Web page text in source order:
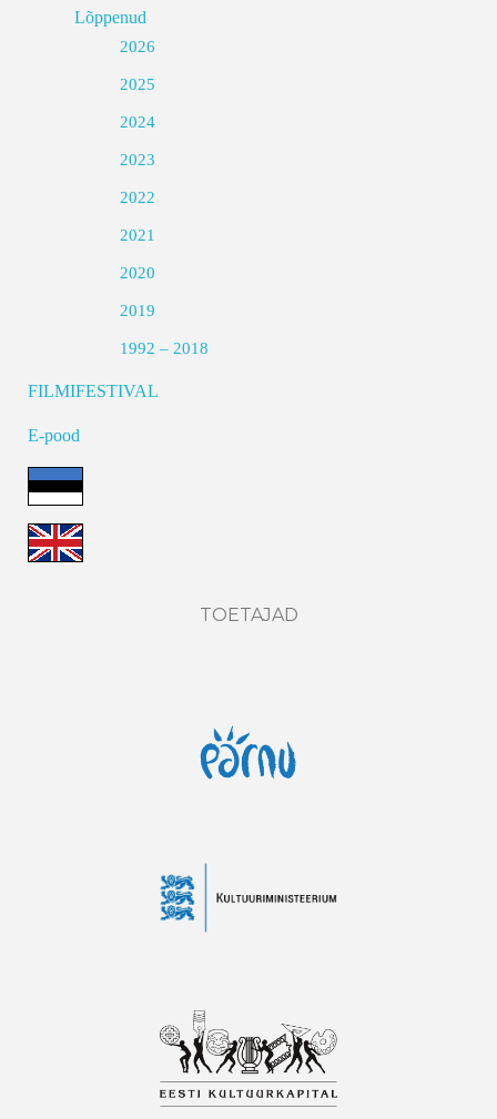
Lõppenud
2026
2025
2024
2023
2022
2021
2020
2019
1992 – 2018
FILMIFESTIVAL
E-pood
TOETAJAD